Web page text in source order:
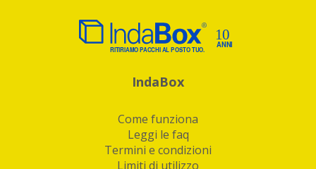
IndaBox
Come funziona
Leggi le faq
Termini e condizioni
Limiti di utilizzo